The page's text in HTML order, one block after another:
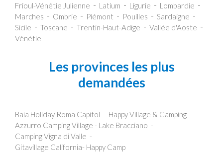
Frioul-Vénétie Julienne
Latium Ligurie
Lombardie
Marches
Ombrie Piémont Pouilles
Sardaigne
Sicile
Toscane Trentin-Haut-Adige
Vallée d'Aoste
Vénétie
Les provinces les plus
demandées
Baia Holiday Roma Capitol
Happy Village & Camping
Azzurro Camping Village - Lake Bracciano
Camping Vigna di Valle
Gitavillage California- Happy Camp